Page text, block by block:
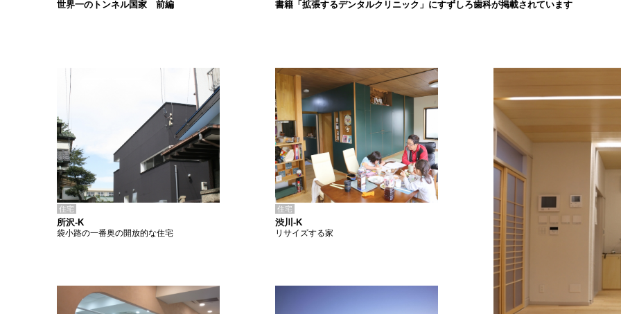
書籍「拡張するデンタルクリニック」にすずしろ歯科が掲載されています
世界一のトンネル国家 前編
住宅
所沢-K
袋小路の一番奥の開放的な住宅
住宅
渋川-K
リサイズする家